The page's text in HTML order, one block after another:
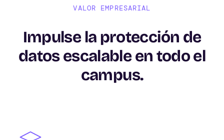
VALOR EMPRESARIAL
Impulse la protección de
datos escalable en todo el
campus.
Image